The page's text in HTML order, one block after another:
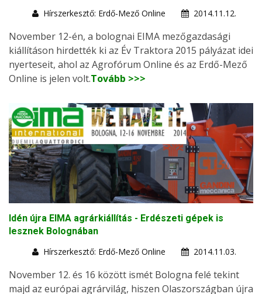
Hírszerkesztő: Erdő-Mező Online
2014.11.12.
November 12-én, a bolognai EIMA mezőgazdasági
kiállításon hirdették ki az Év Traktora 2015 pályázat idei
nyerteseit, ahol az Agrofórum Online és az Erdő-Mező
Online is jelen volt.Tovább >>>
Idén újra EIMA agrárkiállítás - Erdészeti gépek is
lesznek Bolognában
Hírszerkesztő: Erdő-Mező Online
2014.11.03.
November 12. és 16 között ismét Bologna felé tekint
majd az európai agrárvilág, hiszen Olaszországban újra